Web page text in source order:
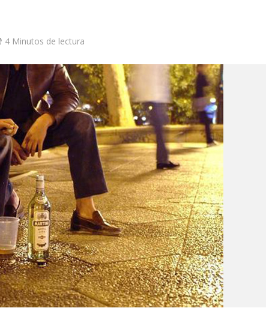
4 Minutos de lectura